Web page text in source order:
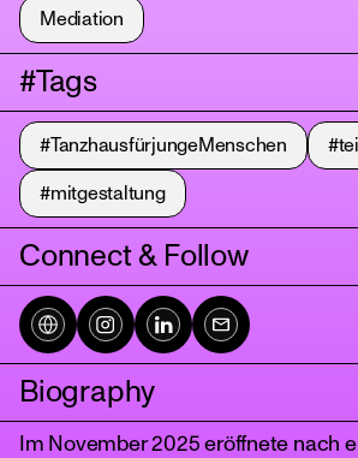
Mediation
#Tags
#TanzhausfürjungeMenschen
#mitgestaltung
Connect & Follow
Biography
Im November 2025 eröffnete nach